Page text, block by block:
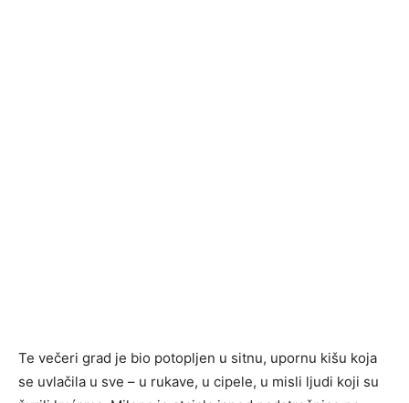
Te večeri grad je bio potopljen u sitnu, upornu kišu koja
se uvlačila u sve – u rukave, u cipele, u misli ljudi koji su